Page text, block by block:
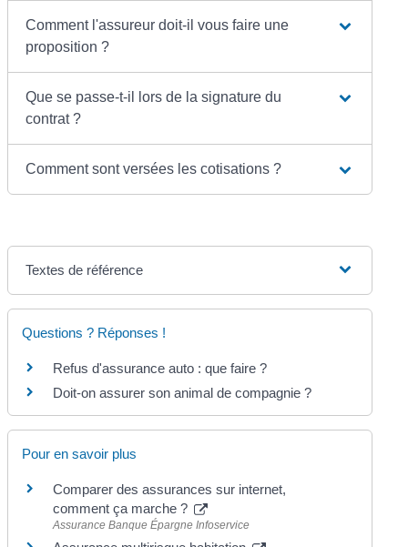
Comment l'assureur doit-il vous faire une
proposition ?
Que se passe-t-il lors de la signature du
contrat ?
Comment sont versées les cotisations ?
Textes de référence
Questions ? Réponses !
Refus d'assurance auto : que faire ?
Doit-on assurer son animal de compagnie ?
Pour en savoir plus
Comparer des assurances sur internet,
comment ça marche ?
Assurance Banque Épargne Infoservice